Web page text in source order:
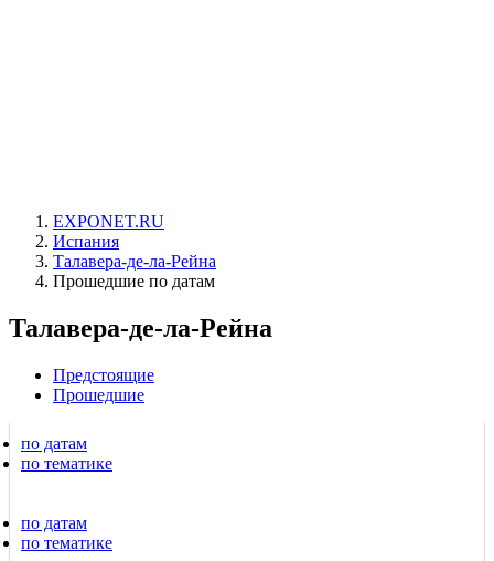
EXPONET.RU
Испания
Талавера-де-ла-Рейна
Прошедшие по датам
Талавера-де-ла-Рейна
Предстоящие
Прошедшие
по датам
по тематике
по датам
по тематике